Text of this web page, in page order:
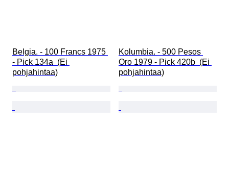
Belgia. - 100 Francs 1975
- Pick 134a  (Ei
pohjahintaa)
Kolumbia. - 500 Pesos
Oro 1979 - Pick 420b  (Ei
pohjahintaa)